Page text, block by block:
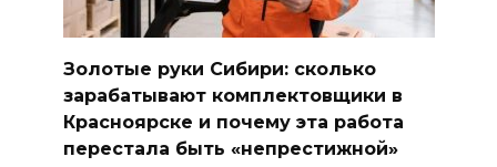
Золотые руки Сибири: сколько
зарабатывают комплектовщики в
Красноярске и почему эта работа
перестала быть «непрестижной»